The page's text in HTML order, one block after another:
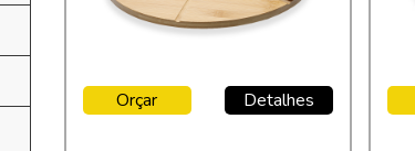
Orçar Detalhes